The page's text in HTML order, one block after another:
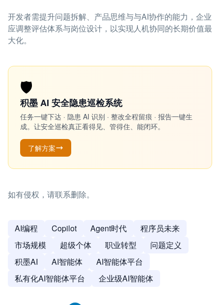
开发者需提升问题拆解、产品思维与与AI协作的能力，企业
应调整评估体系与岗位设计，以实现人机协同的长期价值最
大化。
🛡️
积墨 AI 安全隐患巡检系统
任务一键下达 · 隐患 AI 识别 · 整改全程留痕 · 报告一键生
成。让安全巡检真正看得见、管得住、能闭环。
了解方案
如有侵权，请联系删除。
AI编程 Copilot Agent时代
程序员未来
市场规模
超级个体 职业转型
问题定义
积墨AI
AI智能体
AI智能体平台
私有化AI智能体平台
企业级AI智能体